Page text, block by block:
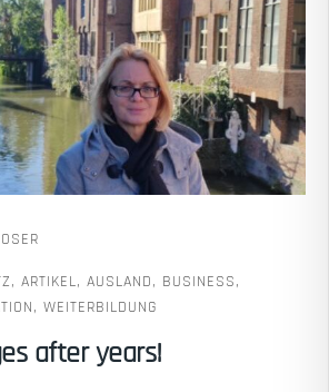
, ARTIKEL, AUSLAND, BUSINESS,
, WEITERBILDUNG
after years!